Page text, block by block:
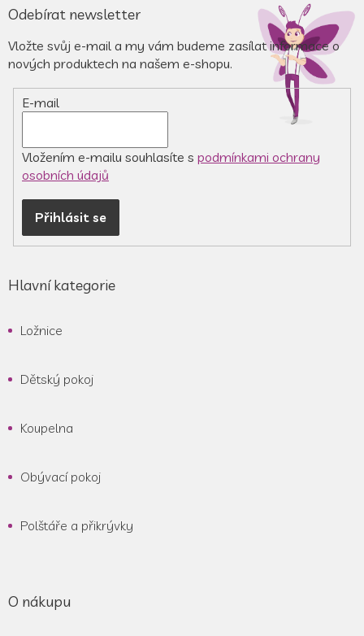
c
í
v
á
a
Odebírat newsletter
Vložte svůj e-mail a my vám budeme zasílat informace o
nových produktech na našem e-shopu.
E-mail
Vložením e-mailu souhlasíte s podmínkami ochrany
osobních údajů
Přihlásit se
Hlavní kategorie
Ložnice
Dětský pokoj
Koupelna
Obývací pokoj
Polštáře a přikrývky
O nákupu